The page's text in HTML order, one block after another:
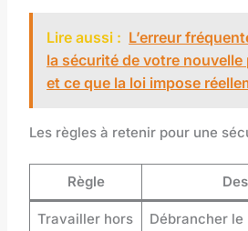
Lire aussi : L’erreur
la sécurité de votre
et ce que la loi impose
Les règles à retenir pour une
Règle
Travailler hors
Débrancher